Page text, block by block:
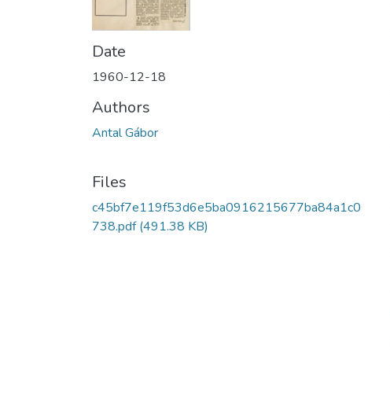
Date
1960-12-18
Authors
Antal Gábor
Files
c45bf7e119f53d6e5ba0916215677ba84a1c0
738.pdf(491.38 KB)